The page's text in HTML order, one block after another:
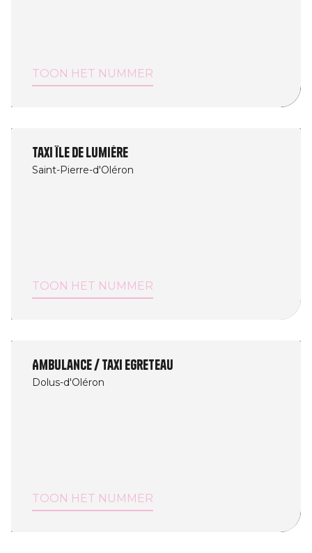
TOON HET NUMMER
Taxi île de lumière
Saint-Pierre-d'Oléron
TOON HET NUMMER
Ambulance / Taxi Egreteau
Dolus-d'Oléron
TOON HET NUMMER